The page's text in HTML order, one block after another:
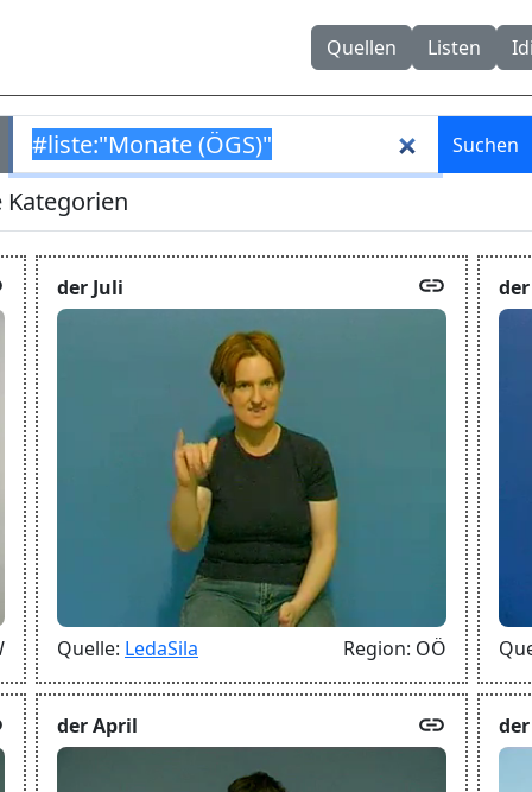
Quellen Listen
der Juli link
Quelle: LedaSila Region: OÖ
der April link